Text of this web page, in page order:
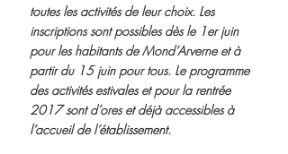
toutes les activités de leur choix. Les
inscriptions sont possibles dès le 1er juin
pour les habitants de Mond’Arverne et à
partir du 15 juin pour tous. Le programme
des activités estivales et pour la rentrée
2017 sont d’ores et déjà accessibles à
l’accueil de l’établissement.